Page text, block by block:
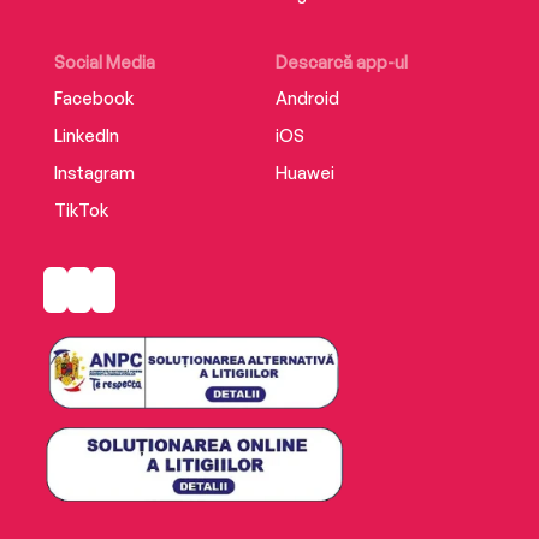
Social Media
Facebook
LinkedIn
Instagram
TikTok
Descarcă app-ul
Android
iOS
Huawei